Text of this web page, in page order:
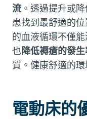
流 。透過提升或
患找到最舒適的位
的血液循環不僅
也降低褥瘡的發
質。健康舒適的
電動床的